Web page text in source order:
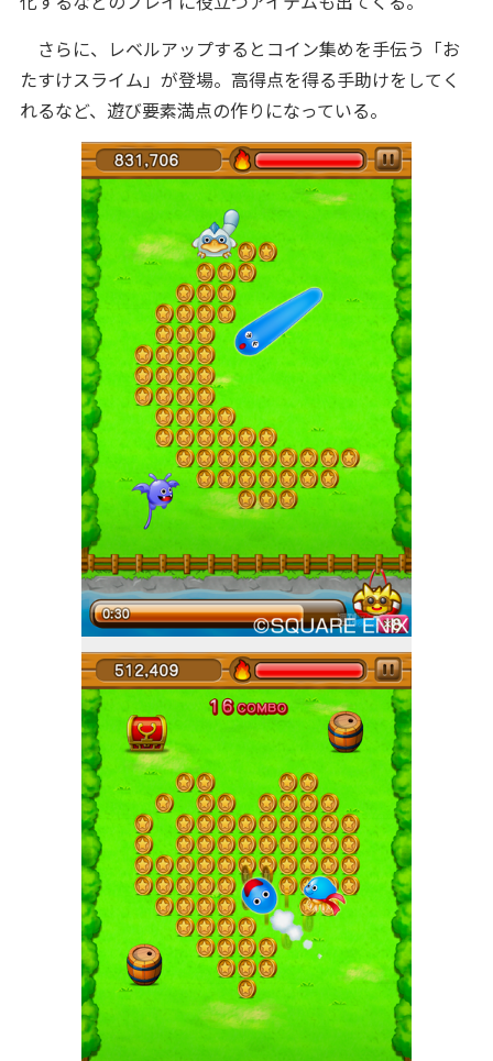
さらに、レベルアップするとコイン集めを手伝う「お
たすけスライム」が登場。高得点を得る手助けをしてく
れるなど、遊び要素満点の作りになっている。